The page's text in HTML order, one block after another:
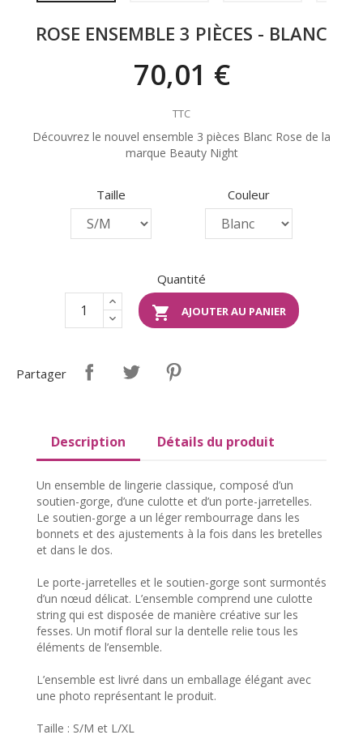
ROSE ENSEMBLE 3 PIÈCES - BLANC
70,01 €
TTC
Découvrez le nouvel ensemble 3 pièces Blanc Rose de la
marque Beauty Night
Taille Couleur
Quantité
 AJOUTER AU PANIER
Partager
Description Détails du produit
Un ensemble de lingerie classique, composé d’un
soutien-gorge, d’une culotte et d’un porte-jarretelles.
Le soutien-gorge a un léger rembourrage dans les
bonnets et des ajustements à la fois dans les bretelles
et dans le dos.
Le porte-jarretelles et le soutien-gorge sont surmontés
d’un nœud délicat. L’ensemble comprend une culotte
string qui est disposée de manière créative sur les
fesses. Un motif floral sur la dentelle relie tous les
éléments de l’ensemble.
L’ensemble est livré dans un emballage élégant avec
une photo représentant le produit.
Taille : S/M et L/XL